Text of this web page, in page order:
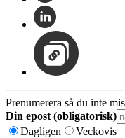
Prenumerera så du inte
Din epost (obligatorisk)
Dagligen
Veckovis